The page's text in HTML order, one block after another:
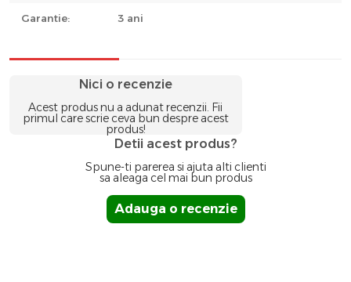
Garantie: 3 ani
Nici o recenzie
Acest produs nu a adunat recenzii. Fii
primul care scrie ceva bun despre acest
produs!
Detii acest produs?
Spune-ti parerea si ajuta alti clienti
sa aleaga cel mai bun produs
Adauga o recenzie